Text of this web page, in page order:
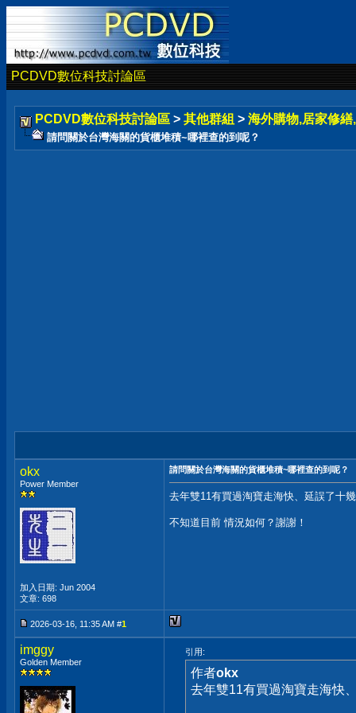
PCDVD數位科技討論區
PCDVD數位科技討論區 > 其他群組 > 海外購物,居家修
請問關於台灣海關的貨櫃堆積~哪裡查的到呢？
okx
Power Member
加入日期: Jun 2004
文章: 698
請問關於台灣海關的貨櫃堆積~哪裡查的到呢？
去年雙11有買過淘寶走海快、延誤了十
不知道目前 情況如何？謝謝！
2026-03-16, 11:35 AM #1
imggy
Golden Member
引用:
作者okx
去年雙11有買過淘寶走海快